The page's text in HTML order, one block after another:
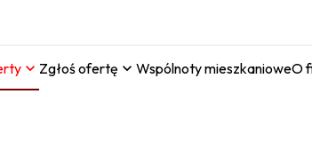
Zgłoś ofertę Wspólnoty mieszkanioweO